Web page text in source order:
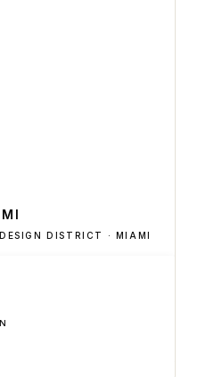
DISTRICT · MIAMI